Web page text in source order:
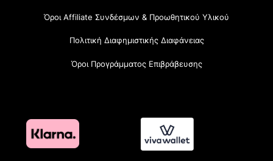
Όροι Affiliate Συνδέσμων & Προωθητικού Υλικού
Πολιτική Διαφημιστικής Διαφάνειας
Όροι Προγράμματος Επιβράβευσης